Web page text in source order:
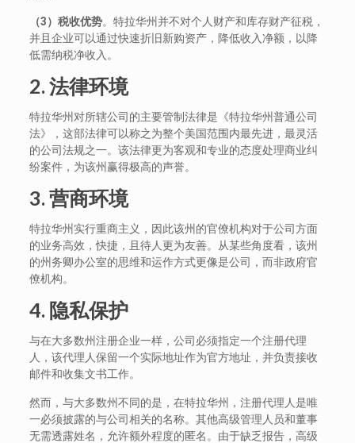
（3）税收优势。特拉华州并不对个人财产和库存财产征税，
并且企业可以通过快速折旧新购资产，降低收入净额，以降
低需纳税净收入。
2. 法律环境
特拉华州对所辖公司的主要管制法律是《特拉华州普通公司
法》，这部法律可以称之为整个美国范围内最先进，最灵活
的公司法规之一。该法律更为客观和专业的态度处理商业纠
纷案件，为该州赢得极高的声誉。
3. 营商环境
特拉华州实行重商主义，因此该州的官僚机构对于公司方面
的业务高效，快捷，且待人更为友善。从某些角度看，该州
的州务卿办公室的思维和运作方式更像是公司，而非政府官
僚机构。
4. 隐私保护
与在大多数州注册企业一样，公司必须指定一个注册代理
人，该代理人保留一个实际地址作为官方地址，并负责接收
邮件和收集文书工作。
然而，与大多数州不同的是，在特拉华州，注册代理人是唯
一必须披露的与公司相关的名称。其他高级管理人员和董事
无需透露姓名，允许额外程度的匿名。由于缺乏报告，高级